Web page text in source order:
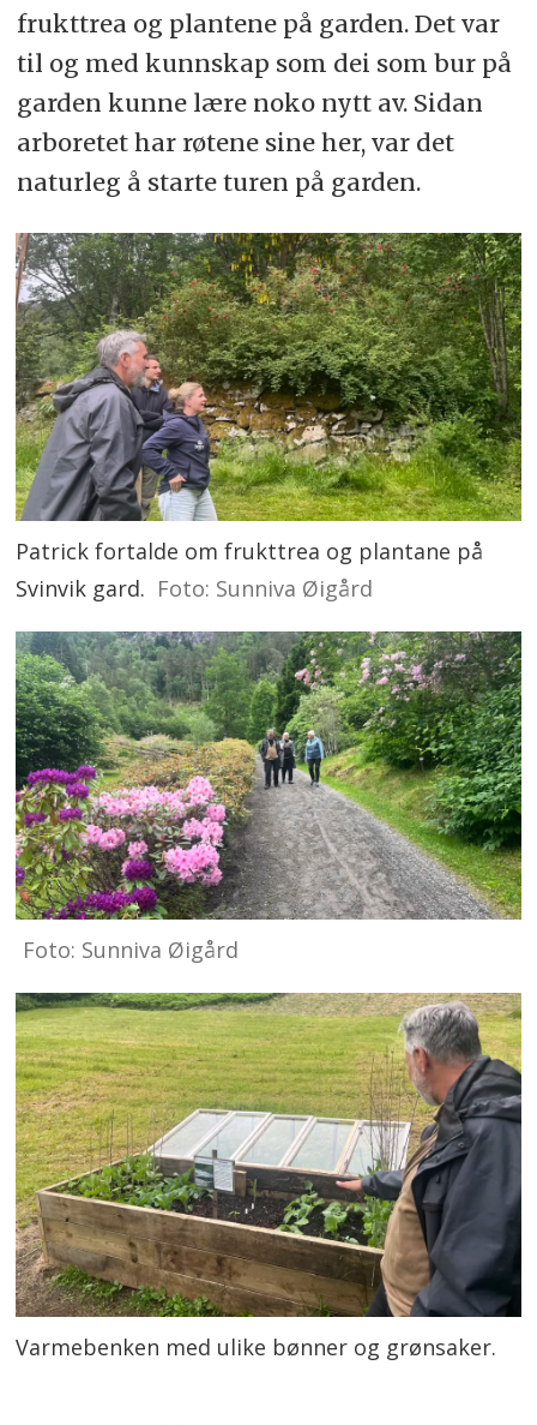
frukttrea og plantene på garden. Det var
til og med kunnskap som dei som bur på
garden kunne lære noko nytt av. Sidan
arboretet har røtene sine her, var det
naturleg å starte turen på garden.
Patrick fortalde om frukttrea og plantane på
Svinvik gard. Foto: Sunniva Øigård
Foto: Sunniva Øigård
Varmebenken med ulike bønner og grønsaker.